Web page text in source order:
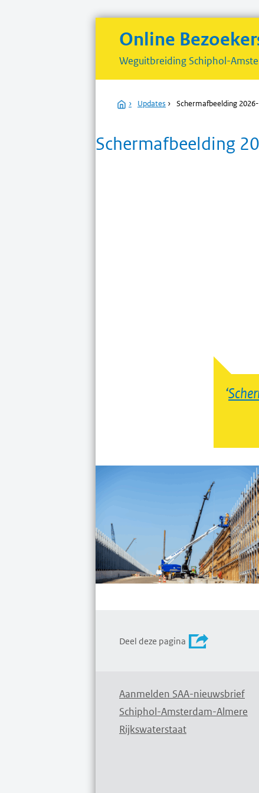
Online
Weguitbreiding Schiphol-
Home
› Updates › Schermafbeelding
Schermafbeelding
Deel deze pagina
Aanmelden SAA-nieuwsbrief
Schiphol-Amsterdam-Almere
Rijkswaterstaat